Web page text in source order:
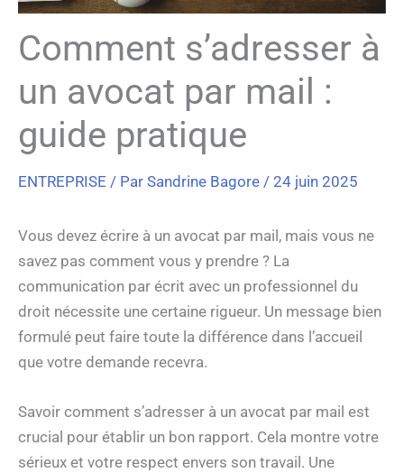
Comment s’adresser à
un avocat par mail :
guide pratique
ENTREPRISE / Par Sandrine Bagore / 24 juin 2025
Vous devez écrire à un avocat par mail, mais vous ne
savez pas comment vous y prendre ? La
communication par écrit avec un professionnel du
droit nécessite une certaine rigueur. Un message bien
formulé peut faire toute la différence dans l’accueil
que votre demande recevra.
Savoir comment s’adresser à un avocat par mail est
crucial pour établir un bon rapport. Cela montre votre
sérieux et votre respect envers son travail. Une